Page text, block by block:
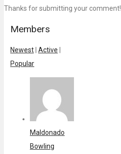
Thanks for submitting your comment!
Members
Newest Active
Popular
Maldonado
Bowling